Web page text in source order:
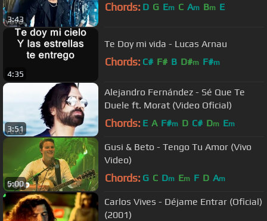
3:43
Chords: D G Em C Am Bm E
4:35
Te Doy mi vida - Lucas Arnau
Chords: C# F# B D#m F#m
3:51
Alejandro Fernández - Sé Que Te
Duele ft. Morat (Video Oficial)
Chords: E A F#m D C# Dm Em
5:00
Gusi & Beto - Tengo Tu Amor (Vivo
Video)
Chords: G C Dm Em F D Am
Carlos Vives - Déjame Entrar (Oficial)
(2001)